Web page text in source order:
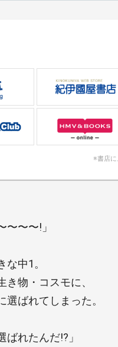
※書店に
〜〜〜!」
中1。
物・コスモに、
ばれてしまった。
ばれたんだ!?」